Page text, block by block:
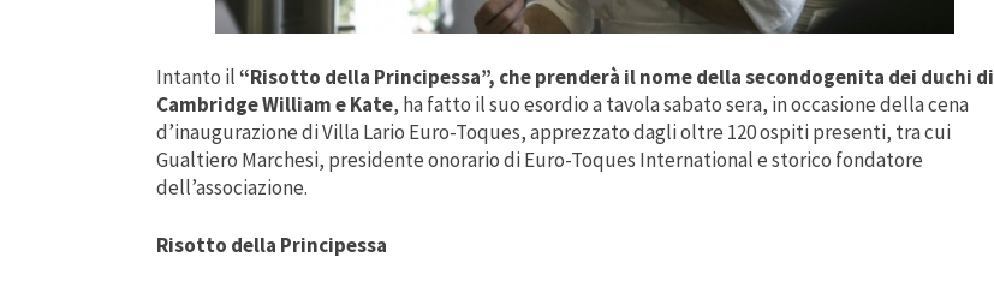
Intanto il“Risotto della Principessa”, che prenderà il nome della secondogenita dei duchi di
Cambridge William e Kate, ha fatto il suo esordio a tavola sabato sera, in occasione della cena
d’inaugurazione di Villa Lario Euro-Toques, apprezzato dagli oltre 120 ospiti presenti, tra cui
Gualtiero Marchesi, presidente onorario di Euro-Toques International e storico fondatore
dell’associazione.
Risotto della Principessa